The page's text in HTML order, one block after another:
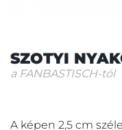
SZOTYI
a FANBASTISCH-tól
A képen 2,5 cm